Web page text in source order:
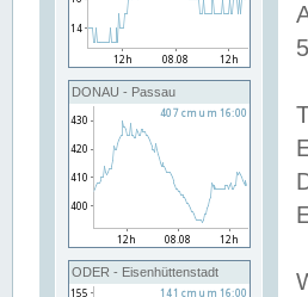
DONAU - Passau
ODER - Eisenhüttenstadt